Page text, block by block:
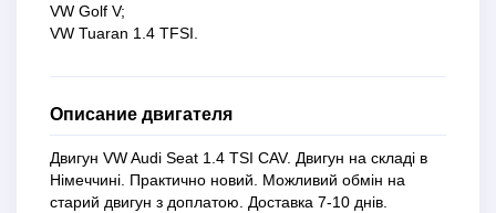
VW Golf V;
VW Tuaran 1.4 TFSI.
Описание двигателя
Двигун VW Audi Seat 1.4 TSI CAV. Двигун на складі в
Німеччині. Практично новий. Можливий обмін на
старий двигун з доплатою. Доставка 7-10 днів.